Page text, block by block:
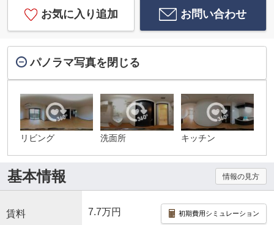
お気に入り追加 お問い合わせ
パノラマ写真を閉じる
リビング 洗面所 キッチン
基本情報 情報の見方
賃料 7.7万円 初期費用シミュレーション